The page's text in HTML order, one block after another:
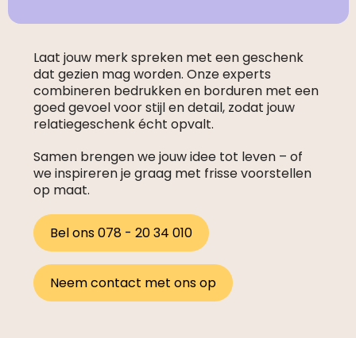
Laat jouw merk spreken met een geschenk
dat gezien mag worden. Onze experts
combineren bedrukken en borduren met een
goed gevoel voor stijl en detail, zodat jouw
relatiegeschenk écht opvalt.
Samen brengen we jouw idee tot leven – of
we inspireren je graag met frisse voorstellen
op maat.
Bel ons 078 - 20 34 010
Neem contact met ons op